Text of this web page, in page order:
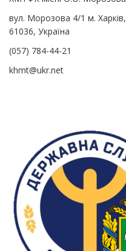
вул. Морозова 4/1 м. Харків,
61036, Україна
(057) 784-44-21
khmt@ukr.net